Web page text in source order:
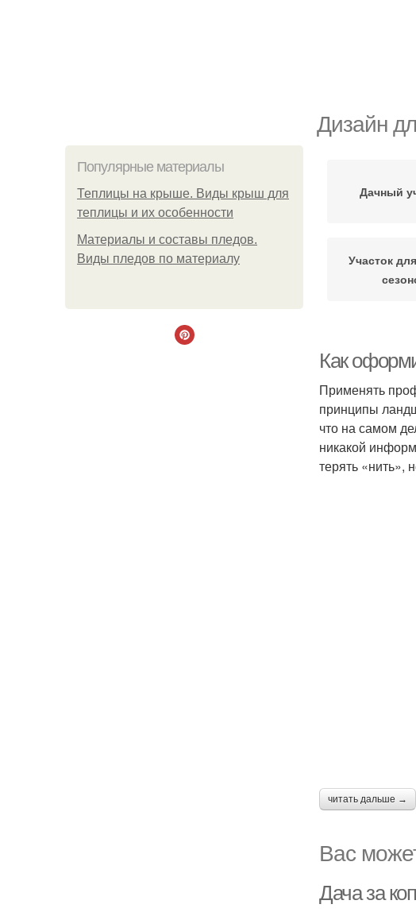
Дизайн
Популярные материалы
Теплицы на крыше. Виды крыш для
теплицы и их особенности
Материалы и составы пледов.
Виды пледов по материалу
Дачный
Участок
Как
Применять
принципы
что на самом
никакой
терять «нить»,
читать дальше →
Вас
Дача за